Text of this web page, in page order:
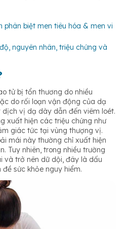
phân biệt men tiêu hóa & men vi
nguyên nhân, triệu chứng và
tử bị tổn thương do nhiều
do rối loạn vận động của dạ
vị dạ dày dẫn đến viêm loét.
xuất hiện các triệu chứng như
giác tức tại vùng thượng vị.
mái này thường chỉ xuất hiện
Tuy nhiên, trong nhiều trường
và trở nên dữ dội, đây là dấu
sức khỏe nguy hiểm.